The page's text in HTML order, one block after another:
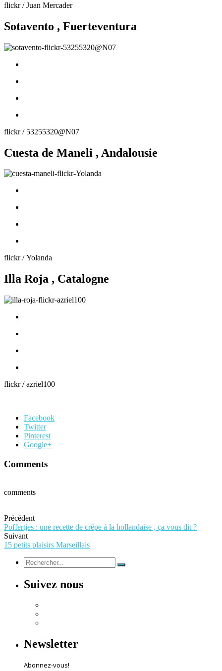
flickr / Juan Mercader
Sotavento , Fuerteventura
flickr / 53255320@N07
Cuesta de Maneli , Andalousie
flickr / Yolanda
Illa Roja , Catalogne
flickr / azriel100
Facebook
Twitter
Pinterest
Google+
Comments
comments
Précédent
Poffertjes : une recette de crêpe à la hollandaise , ça vous dit ?
Suivant
15 petits plaisirs Marseillais
Suivez nous
Newsletter
Abonnez-vous!